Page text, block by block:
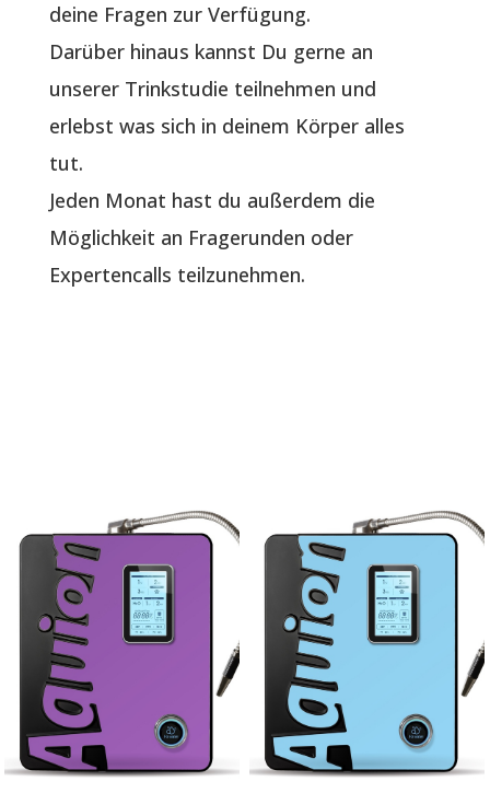
deine Fragen zur Verfügung.
Darüber hinaus kannst Du gerne an
unserer Trinkstudie teilnehmen und
erlebst was sich in deinem Körper alles
tut.
Jeden Monat hast du außerdem die
Möglichkeit an Fragerunden oder
Expertencalls teilzunehmen.